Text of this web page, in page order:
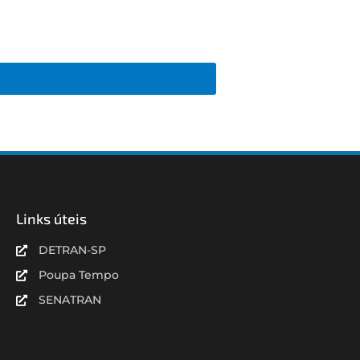
Links úteis
DETRAN-SP
Poupa Tempo
SENATRAN